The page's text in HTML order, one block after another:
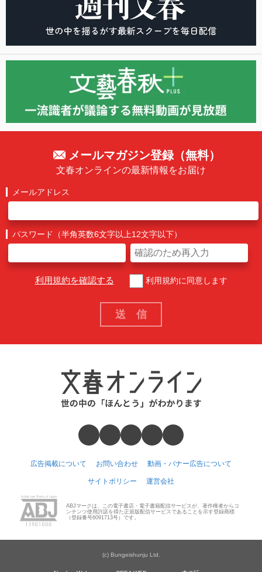
メールマガジン登録（無料）
文春オンラインの最新情報をお届け
メールアドレス
パスワード（半角英数6文字以上12文字以下）
利用規約を確認する 利用規約に同意します
広告掲載について お問い合わせ 動画・バナー広告について
サイトポリシー 運営会社
ABJマークは、この電子書店・電子書籍配信サービスが、著作権者からコ
ンテンツ使用許諾を得た正規版配信サービスであることを示す登録商標
（登録番号6091713号）です。
(c) Bungeishunju Ltd.